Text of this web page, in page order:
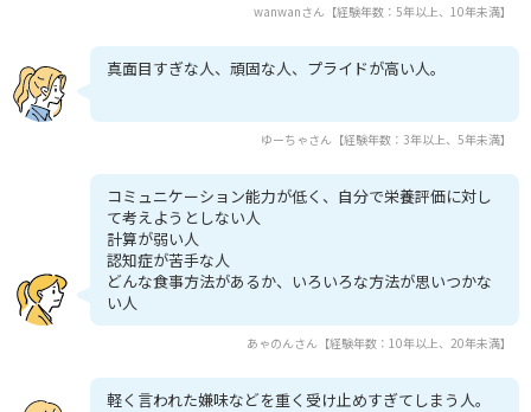
wanwanさん【経験年数：5年以上、10年未満】
真面目すぎな人、頑固な人、プライドが高い人。
ゆーちゃさん【経験年数：3年以上、5年未満】
コミュニケーション能力が低く、自分で栄養評価に対し
て考えようとしない人
計算が弱い人
認知症が苦手な人
どんな食事方法があるか、いろいろな方法が思いつかな
い人
あゃのんさん【経験年数：10年以上、20年未満】
軽く言われた嫌味などを重く受け止めすぎてしまう人。